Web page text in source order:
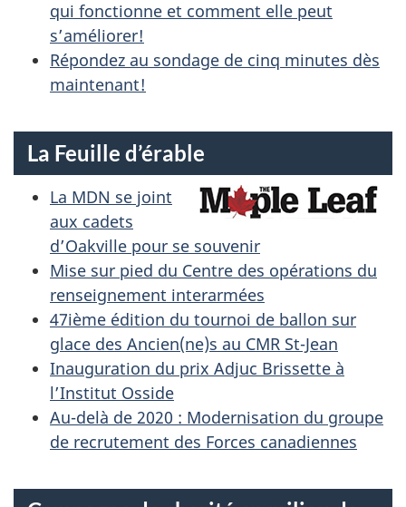
qui fonctionne et comment elle peut
s’améliorer!
Répondez au sondage de cinq minutes dès
maintenant!
La Feuille d’érable
La MDN se joint
aux cadets
d’Oakville pour se souvenir
Mise sur pied du Centre des opérations du
renseignement interarmées
47ième édition du tournoi de ballon sur
glace des Ancien(ne)s au CMR St-Jean
Inauguration du prix Adjuc Brissette à
l’Institut Osside
Au-delà de 2020 : Modernisation du groupe
de recrutement des Forces canadiennes